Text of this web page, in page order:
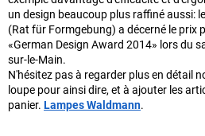
un design beaucoup plus raffiné aussi:
(Rat für Formgebung) a décerné le prix
«German Design Award 2014» lors du
sur-le-Main.
N'hésitez pas à regarder plus en détail
loupe pour ainsi dire, et à ajouter les
panier. Lampes Waldmann.